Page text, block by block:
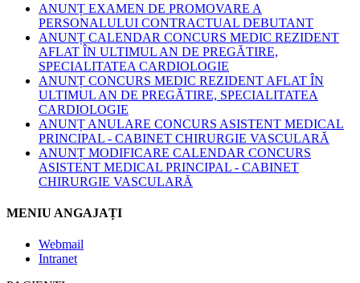
ANUNȚ EXAMEN DE PROMOVARE A
PERSONALULUI CONTRACTUAL DEBUTANT
ANUNȚ CALENDAR CONCURS MEDIC REZIDENT
AFLAT ÎN ULTIMUL AN DE PREGĂTIRE,
SPECIALITATEA CARDIOLOGIE
ANUNȚ CONCURS MEDIC REZIDENT AFLAT ÎN
ULTIMUL AN DE PREGĂTIRE, SPECIALITATEA
CARDIOLOGIE
ANUNȚ ANULARE CONCURS ASISTENT MEDICAL
PRINCIPAL - CABINET CHIRURGIE VASCULARĂ
ANUNȚ MODIFICARE CALENDAR CONCURS
ASISTENT MEDICAL PRINCIPAL - CABINET
CHIRURGIE VASCULARĂ
MENIU ANGAJAȚI
Webmail
Intranet